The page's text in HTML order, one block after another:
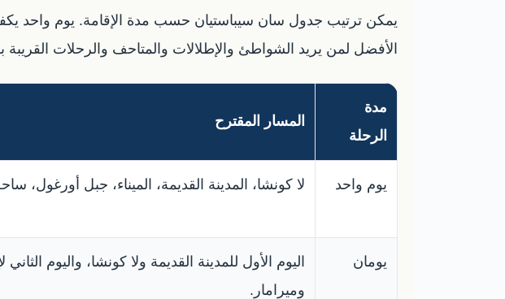
يمكن ترتيب جدول سان سيباستيان حسب مدة الإقامة. يوم واحد
الأفضل لمن يريد الشواطئ والإطلالات والمتاحف والرحلات القريبة
مدة
الرحلة
المسار المقترح
يوم واحد لا كونشا، المدينة القديمة، الميناء، جبل أورغول،
يومان
اليوم الأول للمدينة القديمة ولا كونشا، واليوم الثاني
وميرامار.